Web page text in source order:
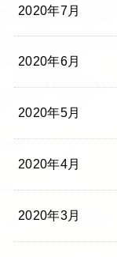
2020年7月
2020年6月
2020年5月
2020年4月
2020年3月